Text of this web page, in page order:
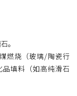
。
燃烧（玻璃/陶瓷行
填料（如高纯滑石